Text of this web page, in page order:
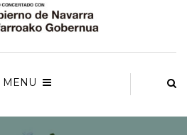
MENU